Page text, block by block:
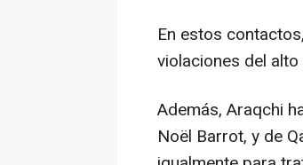
En estos
violaciones del
Además, Araqchi
Noël Barrot, y de